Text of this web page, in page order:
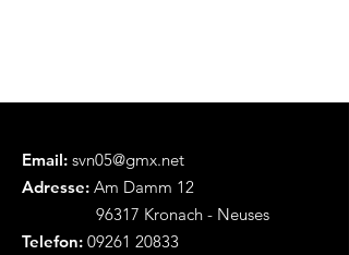
Email: svn05@gmx.net
Adresse: Am Damm 12
96317 Kronach - Neuses
Telefon: 09261 20833